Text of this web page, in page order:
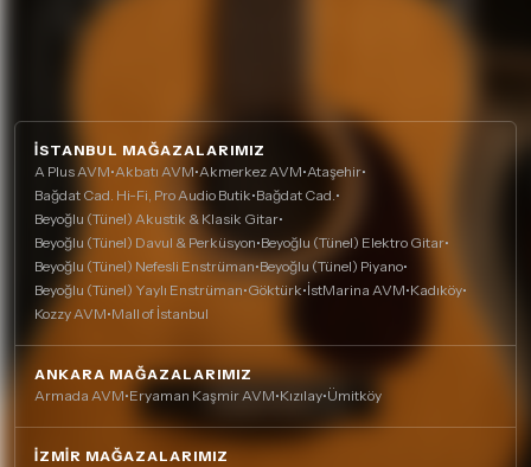
İSTANBUL MAĞAZALARIMIZ
A Plus AVM•Akbatı AVM•Akmerkez AVM•Ataşehir•
Bağdat Cad. Hi-Fi, Pro Audio Butik•Bağdat Cad.•
Beyoğlu (Tünel) Akustik & Klasik Gitar•
Beyoğlu (Tünel) Davul & Perküsyon•Beyoğlu (Tünel) Elektro Gitar•
Beyoğlu (Tünel) Nefesli Enstrüman•Beyoğlu (Tünel) Piyano•
Beyoğlu (Tünel) Yaylı Enstrüman•Göktürk•İstMarina AVM•Kadıköy•
Kozzy AVM•Mall of İstanbul
ANKARA MAĞAZALARIMIZ
Armada AVM•Eryaman Kaşmir AVM•Kızılay•Ümitköy
İZMIR MAĞAZALARIMIZ